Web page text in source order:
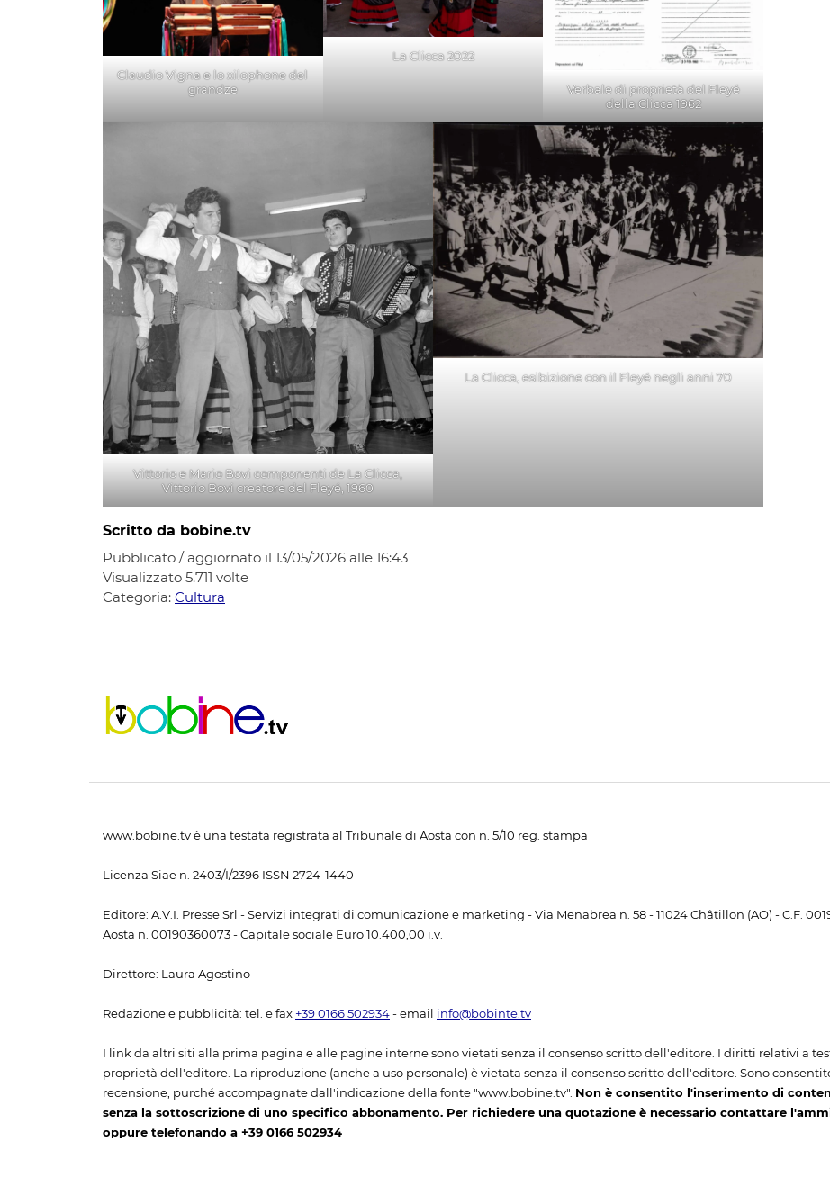
Claudio Vigna e lo xilophone del
grandze
La Clicca 2022
Verbale di proprietà del Fleyé
della Clicca 1962
Vittorio e Mario Bovi componenti de La Clicca,
Vittorio Bovi creatore del Fleyé, 1960
La Clicca, esibizione con il Fleyé negli anni 70
Scritto da bobine.tv
Pubblicato / aggiornato il 13/05/2026 alle 16:43
Visualizzato 5.711 volte
Categoria: Cultura
www.bobine.tv è una testata registrata al Tribunale di Aosta con n. 5/10 reg. stampa
Licenza Siae n. 2403/I/2396 ISSN 2724-1440
Editore: A.V.I. Presse Srl - Servizi integrati di comunicazione e marketing - Via Menabrea n. 58 - 11024 Châtillon (AO) - C.F.
Aosta n. 00190360073 - Capitale sociale Euro 10.400,00 i.v.
Direttore: Laura Agostino
Redazione e pubblicità: tel. e fax +39 0166 502934 - email info@bobinte.tv
I link da altri siti alla prima pagina e alle pagine interne sono vietati senza il consenso scritto dell'editore. I diritti relativi a
proprietà dell'editore. La riproduzione (anche a uso personale) è vietata senza il consenso scritto dell'editore. Sono
recensione, purché accompagnate dall'indicazione della fonte "www.bobine.tv". Non è consentito l'inserimento di
senza la sottoscrizione di uno specifico abbonamento. Per richiedere una quotazione è necessario contattare
oppure telefonando a +39 0166 502934